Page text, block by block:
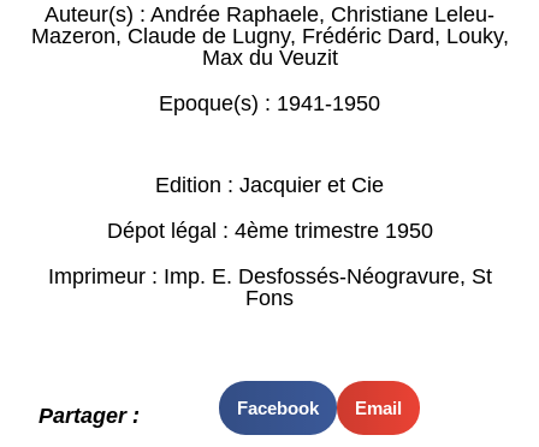
Auteur(s) : Andrée Raphaele, Christiane Leleu-
Mazeron, Claude de Lugny, Frédéric Dard, Louky,
Max du Veuzit
Epoque(s) : 1941-1950
Edition : Jacquier et Cie
Dépot légal : 4ème trimestre 1950
Imprimeur : Imp. E. Desfossés-Néogravure, St
Fons
Partager : Facebook Email